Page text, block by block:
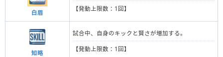
白眉 【発動上限数：1回】
知略
試合中、自身のキックと賢さが増加する。
【発動上限数：1回】